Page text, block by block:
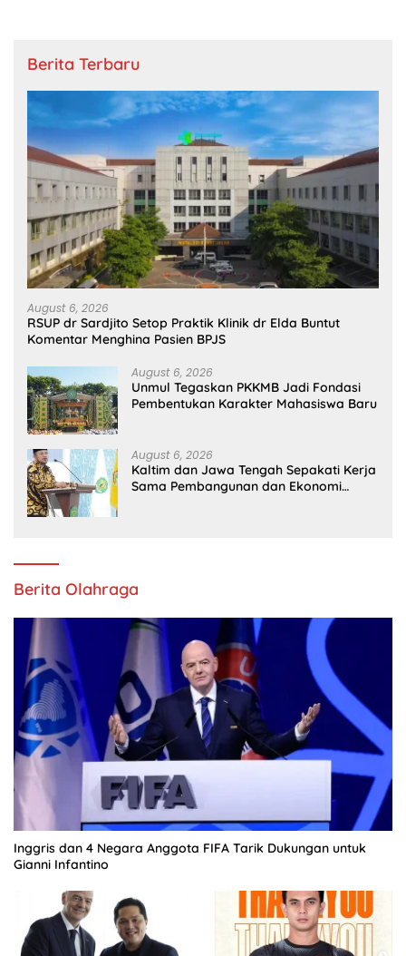
Berita Terbaru
August 6, 2026
RSUP dr Sardjito Setop Praktik Klinik dr Elda Buntut
Komentar Menghina Pasien BPJS
August 6, 2026
Unmul Tegaskan PKKMB Jadi Fondasi
Pembentukan Karakter Mahasiswa Baru
August 6, 2026
Kaltim dan Jawa Tengah Sepakati Kerja
Sama Pembangunan dan Ekonomi
Berita Olahraga
Inggris dan 4 Negara Anggota FIFA Tarik Dukungan untuk
Gianni Infantino